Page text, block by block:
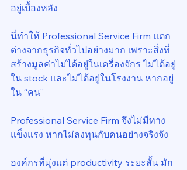
อยู่เบื้องหลัง
นี่ทำให้ Professional Service Firm แตก
ต่างจากธุรกิจทั่วไปอย่างมาก เพราะสิ่งที่
สร้างมูลค่าไม่ได้อยู่ในเครื่องจักร ไม่ได้อยู่
ใน stock และไม่ได้อยู่ในโรงงาน หากอยู่
ใน “คน”
Professional Service Firm จึงไม่มีทาง
แข็งแรง หากไม่ลงทุนกับคนอย่างจริงจัง
องค์กรที่มุ่งแต่ productivity ระยะสั้น มัก